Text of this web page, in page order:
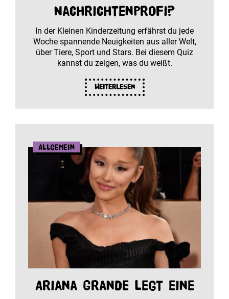
Nachrichtenprofi?
In der Kleinen Kinderzeitung erfährst du jede
Woche spannende Neuigkeiten aus aller Welt,
über Tiere, Sport und Stars. Bei diesem Quiz
kannst du zeigen, was du weißt.
Weiterlesen
Allgemein
Ariana Grande legt eine